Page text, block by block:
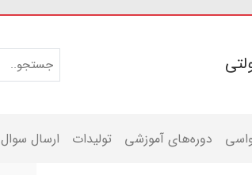
دوره‌های آموزشی تولیدات ارسال سوال